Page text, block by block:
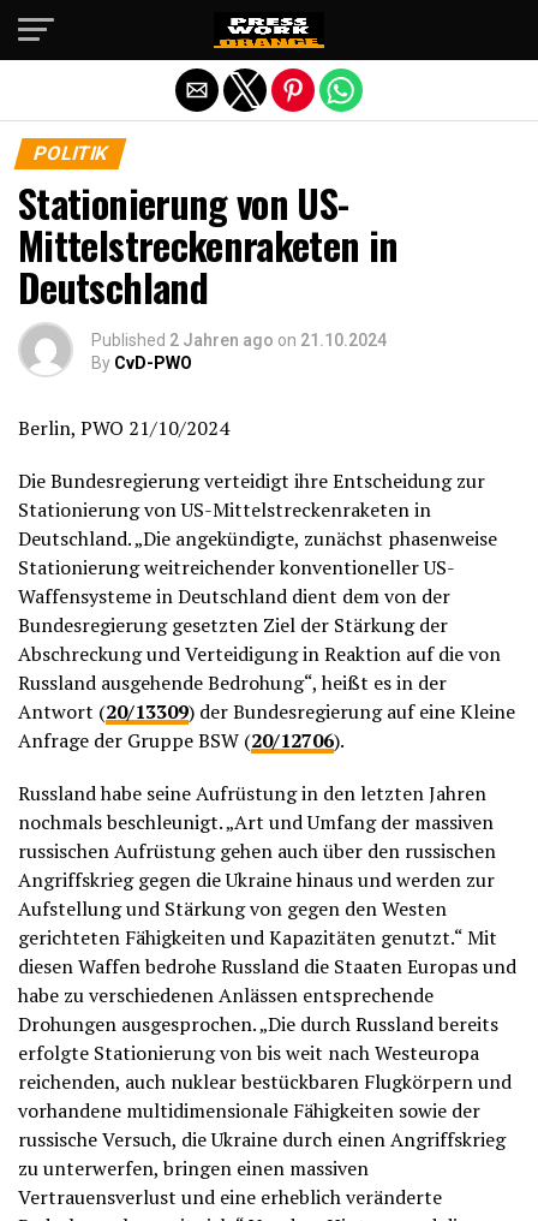
POLITIK
Stationierung von US-
Mittelstreckenraketen in
Deutschland
Published 2 Jahren ago on 21.10.2024
By CvD-PWO
Berlin, PWO 21/10/2024
Die Bundesregierung verteidigt ihre Entscheidung zur
Stationierung von US-Mittelstreckenraketen in
Deutschland. „Die angekündigte, zunächst phasenweise
Stationierung weitreichender konventioneller US-
Waffensysteme in Deutschland dient dem von der
Bundesregierung gesetzten Ziel der Stärkung der
Abschreckung und Verteidigung in Reaktion auf die von
Russland ausgehende Bedrohung“, heißt es in der
Antwort (20/13309) der Bundesregierung auf eine Kleine
Anfrage der Gruppe BSW (20/12706).
Russland habe seine Aufrüstung in den letzten Jahren
nochmals beschleunigt. „Art und Umfang der massiven
russischen Aufrüstung gehen auch über den russischen
Angriffskrieg gegen die Ukraine hinaus und werden zur
Aufstellung und Stärkung von gegen den Westen
gerichteten Fähigkeiten und Kapazitäten genutzt.“ Mit
diesen Waffen bedrohe Russland die Staaten Europas und
habe zu verschiedenen Anlässen entsprechende
Drohungen ausgesprochen. „Die durch Russland bereits
erfolgte Stationierung von bis weit nach Westeuropa
reichenden, auch nuklear bestückbaren Flugkörpern und
vorhandene multidimensionale Fähigkeiten sowie der
russische Versuch, die Ukraine durch einen Angriffskrieg
zu unterwerfen, bringen einen massiven
Vertrauensverlust und eine erheblich veränderte
Die mobile Version verlassen